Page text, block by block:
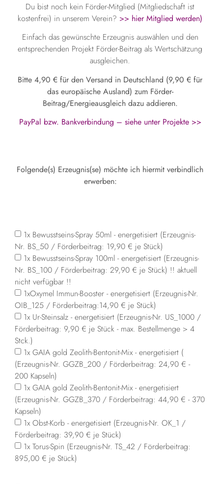
Du bist noch kein Förder-Mitglied (Mitgliedschaft ist
kostenfrei) in unserem Verein? >> hier Mitglied werden)
Einfach das gewünschte Erzeugnis auswählen und den
entsprechenden Projekt Förder-Beitrag als Wertschätzung
ausgleichen.
Bitte 4,90 € für den Versand in Deutschland (9,90 € für
das europäische Ausland) zum Förder-
Beitrag/Energieausgleich dazu addieren.
PayPal bzw. Bankverbindung – siehe unter Projekte >>
Folgende(s) Erzeugnis(se) möchte ich hiermit verbindlich
erwerben:
1x Bewusstseins-Spray 50ml - energetisiert (Erzeugnis-
Nr. BS_50 / Förderbeitrag: 19,90 € je Stück)
1x Bewusstseins-Spray 100ml - energetisiert (Erzeugnis-
Nr. BS_100 / Förderbeitrag: 29,90 € je Stück) !! aktuell
nicht verfügbar !!
1xOxymel Immun-Booster - energetisiert (Erzeugnis-Nr.
OIB_125 / Förderbeitrag:14,90 € je Stück)
1x Ur-Steinsalz - energetisiert (Erzeugnis-Nr. US_1000 /
Förderbeitrag: 9,90 € je Stück - max. Bestellmenge > 4
Stck.)
1x GAIA gold Zeolith-Bentonit-Mix - energetisiert (
(Erzeugnis-Nr. GGZB_200 / Förderbeitrag: 24,90 € -
200 Kapseln)
1x GAIA gold Zeolith-Bentonit-Mix - energetisiert
(Erzeugnis-Nr. GGZB_370 / Förderbeitrag: 44,90 € - 370
Kapseln)
1x Obst-Korb - energetisiert (Erzeugnis-Nr. OK_1 /
Förderbeitrag: 39,90 € je Stück)
1x Torus-Spin (Erzeugnis-Nr. TS_42 / Förderbeitrag:
895,00 € je Stück)